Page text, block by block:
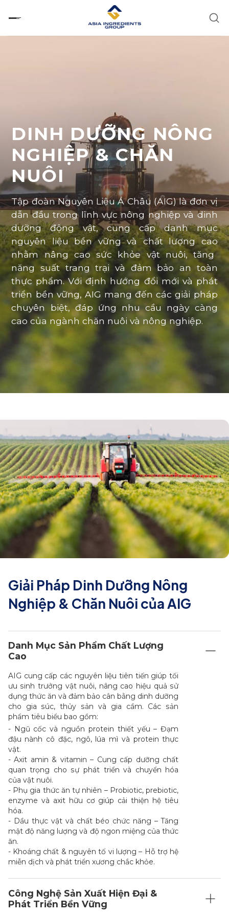
đến
dung
DINH DƯỠNG NÔNG
NGHIỆP & CHĂN
NUÔI
Tập đoàn Nguyên Liệu Á Châu (AIG) là đơn vị
dẫn đầu trong lĩnh vực nông nghiệp và dinh
dưỡng động vật, cung cấp danh mục
nguyên liệu bền vững và chất lượng cao
nhằm nâng cao sức khỏe vật nuôi, tăng
năng suất trang trại và đảm bảo an toàn
thực phẩm. Vớiđịnh hướng đổi mới và phát
triển bền vững, AIG mang đến các giải pháp
chuyên biệt, đáp ứng nhu cầu ngày càng
cao của ngành chăn nuôi và nông nghiệp.
Giải Pháp Dinh Dưỡng Nông
Nghiệp & Chăn Nuôi của AIG
Danh Mục Sản Phẩm Chất Lượng
Cao
AIG cung cấp các nguyên liệu tiên tiến giúp tối
ưu sinh trưởng vật nuôi, nâng cao hiệu quả sử
dụng thức ăn và đảm bảo cân bằng dinh dưỡng
cho gia súc, thủy sản và gia cầm. Các sản
phẩm tiêu biểu bao gồm:
- Ngũ cốc và nguồn protein thiết yếu – Đạm
đậu nành cô đặc, ngô, lúa mì và protein thực
vật.
- Axit amin & vitamin – Cung cấp dưỡng chất
quan trọng cho sự phát triển và chuyển hóa
của vật nuôi.
- Phụ gia thức ăn tự nhiên – Probiotic, prebiotic,
enzyme và axit hữu cơ giúp cải thiện hệ tiêu
hóa.
- Dầu thực vật và chất béo chức năng – Tăng
mật độ năng lượng và độ ngon miệng của thức
ăn.
- Khoáng chất & nguyên tố vi lượng – Hỗ trợ hệ
miễn dịch và phát triển xương chắc khỏe.
Công Nghệ Sản Xuất Hiện Đại &
Phát Triển Bền Vững